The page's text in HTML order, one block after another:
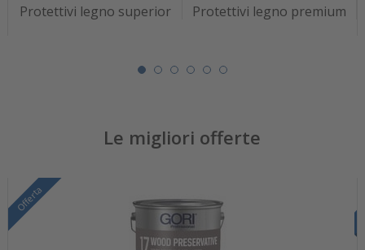
Protettivi legno superior
Protettivi legno premium
Le migliori offerte
Offerta